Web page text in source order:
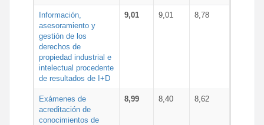
Información,
asesoramiento y
gestión de los
derechos de
propiedad industrial e
intelectual procedente
de resultados de I+D
9,01 9,01 8,78
Exámenes de
acreditación de
conocimientos de
8,99 8,40 8,62